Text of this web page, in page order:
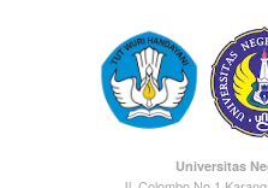
Universitas